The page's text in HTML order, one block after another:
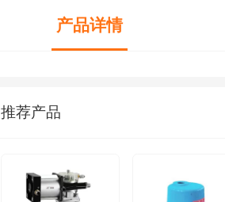
产品详情
推荐产品